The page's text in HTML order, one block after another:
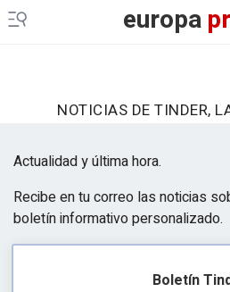
europa
NOTICIAS DE TINDER,
Actualidad y última hora.
Recibe en tu correo las noticias
boletín informativo personalizado.
Boletín